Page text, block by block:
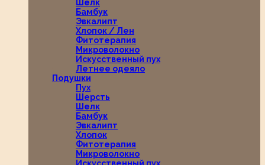
Шелк
Бамбук
Эвкалипт
Хлопок / Лен
Фитотерапия
Микроволокно
Искусственный пух
Летнее одеяло
Подушки
Пух
Шерсть
Шелк
Бамбук
Эвкалипт
Хлопок
Фитотерапия
Микроволокно